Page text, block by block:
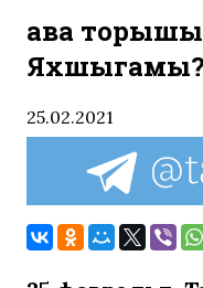
Һава
Яхшыгамы?
25.02.2021